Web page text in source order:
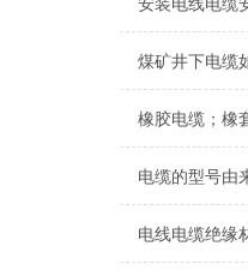
安装电线电缆
煤矿井下电缆
橡胶电缆；橡
电缆的型号由
电线电缆绝缘